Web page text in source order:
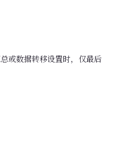
或数据转移设置时，仅最后